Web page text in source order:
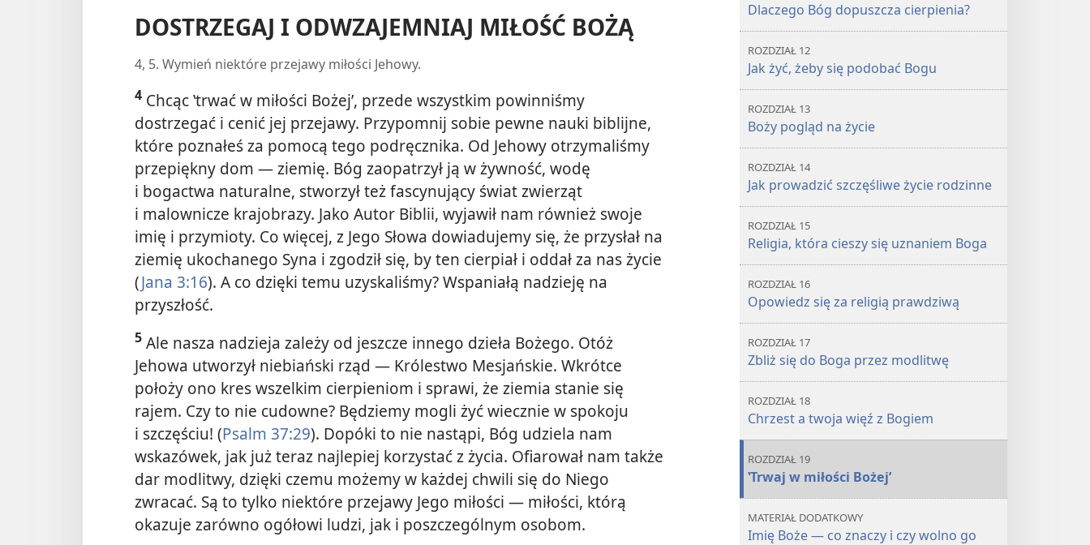
DOSTRZEGAJ I ODWZAJEMNIAJ MIŁOŚĆ BOŻĄ
4, 5. Wymień niektóre przejawy miłości Jehowy.
4 Chcąc ‛trwać w miłości Bożej’, przede wszystkim powinniśmy
dostrzegać i cenić jej przejawy. Przypomnij sobie pewne nauki biblijne,
które poznałeś za pomocą tego podręcznika. Od Jehowy otrzymaliśmy
przepiękny dom — ziemię. Bóg zaopatrzył ją w żywność, wodę
i bogactwa naturalne, stworzył też fascynujący świat zwierząt
i malownicze krajobrazy. Jako Autor Biblii, wyjawił nam również swoje
imię i przymioty. Co więcej, z Jego Słowa dowiadujemy się, że przysłał na
ziemię ukochanego Syna i zgodził się, by ten cierpiał i oddał za nas życie
(Jana 3:16). A co dzięki temu uzyskaliśmy? Wspaniałą nadzieję na
przyszłość.
5 Ale nasza nadzieja zależy od jeszcze innego dzieła Bożego. Otóż
Jehowa utworzył niebiański rząd — Królestwo Mesjańskie. Wkrótce
położy ono kres wszelkim cierpieniom i sprawi, że ziemia stanie się
rajem. Czy to nie cudowne? Będziemy mogli żyć wiecznie w spokoju
i szczęściu! (Psalm 37:29). Dopóki to nie nastąpi, Bóg udziela nam
wskazówek, jak już teraz najlepiej korzystać z życia. Ofiarował nam także
dar modlitwy, dzięki czemu możemy w każdej chwili się do Niego
zwracać. Są to tylko niektóre przejawy Jego miłości — miłości, którą
okazuje zarówno ogółowi ludzi, jak i poszczególnym osobom.
Dlaczego Bóg dopuszcza cierpienia?
ROZDZIAŁ 12
Jak żyć, żeby się podobać Bogu
ROZDZIAŁ 13
Boży pogląd na życie
ROZDZIAŁ 14
Jak prowadzić szczęśliwe życie rodzinne
ROZDZIAŁ 15
Religia, która cieszy się uznaniem Boga
ROZDZIAŁ 16
Opowiedz się za religią prawdziwą
ROZDZIAŁ 17
Zbliż się do Boga przez modlitwę
ROZDZIAŁ 18
Chrzest a twoja więź z Bogiem
ROZDZIAŁ 19
‛Trwaj w miłości Bożej’
MATERIAŁ DODATKOWY
Imię Boże — co znaczy i czy wolno go